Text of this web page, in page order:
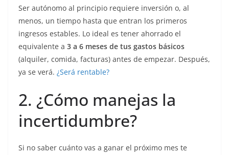
Ser autónomo al principio requiere inversión o, al
menos, un tiempo hasta que entran los primeros
ingresos estables. Lo ideal es tener ahorrado el
equivalente a 3 a 6 meses de tus gastos básicos
(alquiler, comida, facturas) antes de empezar. Después,
ya se verá. ¿Será rentable?
2. ¿Cómo manejas la
incertidumbre?
Si no saber cuánto vas a ganar el próximo mes te